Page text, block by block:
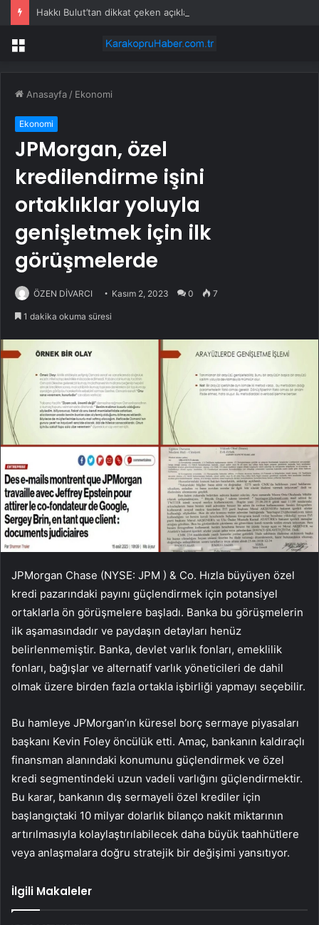
Menü
Anasayfa / Ekonomi
Ekonomi
JPMorgan, özel
kredilendirme işini
ortaklıklar yoluyla
genişletmek için ilk
görüşmelerde
ÖZEN DİVARCI Kasım 2, 2023 0 7
1 dakika okuma süresi
JPMorgan Chase (NYSE: JPM ) & Co. Hızla büyüyen özel
kredi pazarındaki payını güçlendirmek için potansiyel
ortaklarla ön görüşmelere başladı. Banka bu görüşmelerin
ilk aşamasındadır ve paydaşın detayları henüz
belirlenmemiştir. Banka, devlet varlık fonları, emeklilik
fonları, bağışlar ve alternatif varlık yöneticileri de dahil
olmak üzere birden fazla ortakla işbirliği yapmayı seçebilir.
Bu hamleye JPMorgan’ın küresel borç sermaye piyasaları
başkanı Kevin Foley öncülük etti. Amaç, bankanın kaldıraçlı
finansman alanındaki konumunu güçlendirmek ve özel
kredi segmentindeki uzun vadeli varlığını güçlendirmektir.
Bu karar, bankanın dış sermayeli özel krediler için
başlangıçtaki 10 milyar dolarlık bilanço nakit miktarının
artırılmasıyla kolaylaştırılabilecek daha büyük taahhütlere
veya anlaşmalara doğru stratejik bir değişimi yansıtıyor.
İlgili Makaleler